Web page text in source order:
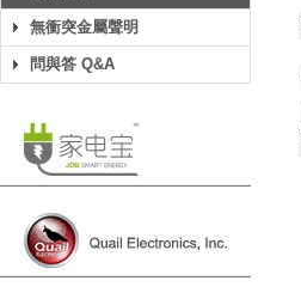
無衝突金屬聲明
問與答 Q&A